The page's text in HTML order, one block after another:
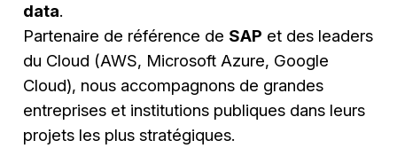
data.
Partenaire de référence de SAP et des leaders
du Cloud (AWS, Microsoft Azure, Google
Cloud), nous accompagnons de grandes
entreprises et institutions publiques dans leurs
projets les plus stratégiques.